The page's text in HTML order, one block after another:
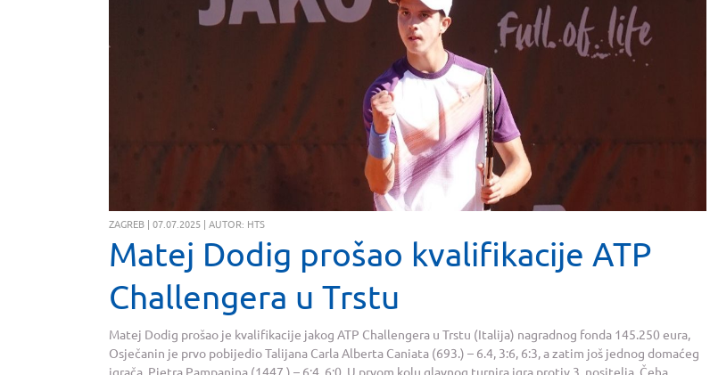
ZAGREB | 07.07.2025 | AUTOR: HTS
Matej Dodig prošao kvalifikacije ATP
Challengera u Trstu
Matej Dodig prošao je kvalifikacije jakog ATP Challengera u Trstu (Italija) nagradnog fonda 145.250 eura,
Osječanin je prvo pobijedio Talijana Carla Alberta Caniata (693.) – 6.4, 3:6, 6:3, a zatim još jednog domaćeg
igrača, Pietra Pampanina (1447.) – 6:4, 6:0. U prvom kolu glavnog turnira igra protiv 3. nositelja, Čeha